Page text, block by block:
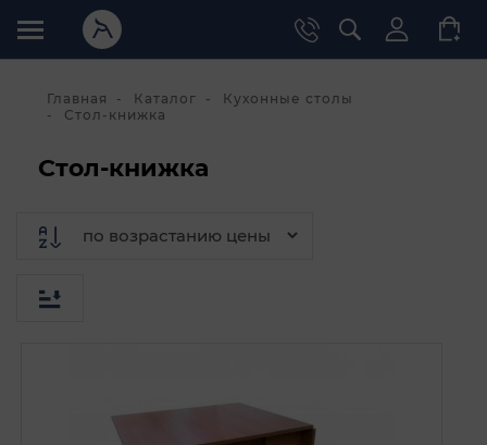
Главная Каталог
Кухонные столы
Стол-книжка
Стол-книжка